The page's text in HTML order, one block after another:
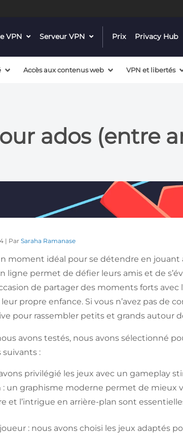
VPN dropdown
Serveur VPN dropdownPrix Privacy Hub
Accès aux contenus web VPN et libertés
ados (entre
| Par Saraha Ramanase
moment idéal pour se détendre en jouant
ligne permet de défier leurs amis et de
de partager des moments forts
propre enfance. Si vous n’avez pas de
pour rassembler petits et grands autour
avons testés, nous avons sélectionné
:
privilégié les jeux avec un gameplay
: un graphisme moderne permet de mieux
et l’intrigue en arrière-plan sont
: nous avons choisi les jeux adaptés